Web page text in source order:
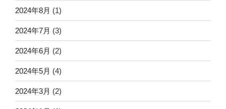
2024年8月 (1)
2024年7月 (3)
2024年6月 (2)
2024年5月 (4)
2024年3月 (2)